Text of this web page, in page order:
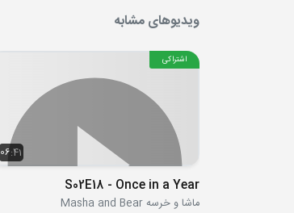
ویدیوهای مشابه
06:41
اشتراکی
S02E18 - Once in a Year
ماشا و خرسه Masha and Bear